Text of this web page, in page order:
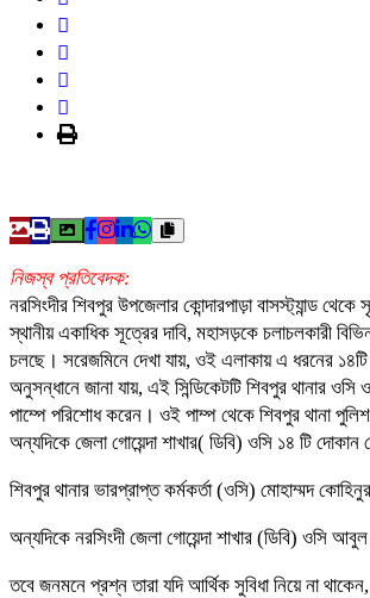
নিজস্ব প্রতিবেদক:
নরসিংদীর শিবপুর উপজেলার কোন্দারপাড়া বাসস্ট্যান্ড
স্থানীয় একাধিক সূত্রের দাবি, মহাসড়কে চলাচলকারী
চলছে। সরেজমিনে দেখা যায়, ওই এলাকায় এ ধরনের
অনুসন্ধানে জানা যায়, এই সিন্ডিকেটটি শিবপুর থানার
পাম্পে পরিশোধ করেন। ওই পাম্প থেকে শিবপুর থানা
অন্যদিকে জেলা গোয়েন্দা শাখার( ডিবি) ওসি ১৪ টি
শিবপুর থানার ভারপ্রাপ্ত কর্মকর্তা (ওসি) মোহাম্মদ
অন্যদিকে নরসিংদী জেলা গোয়েন্দা শাখার (ডিবি)
তবে জনমনে প্রশ্ন তারা যদি আর্থিক সুবিধা নিয়ে না